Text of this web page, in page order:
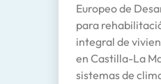
Europeo de
para
integral de
en Castilla-La
sistemas de